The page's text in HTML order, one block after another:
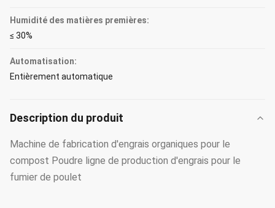
Humidité des matières premières:
≤ 30%
Automatisation:
Entièrement automatique
Description du produit
Machine de fabrication d'engrais organiques pour le
compost Poudre ligne de production d'engrais pour le
fumier de poulet